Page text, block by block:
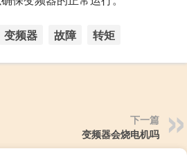
变频器 故障 转矩
下一篇
变频器会烧电机吗